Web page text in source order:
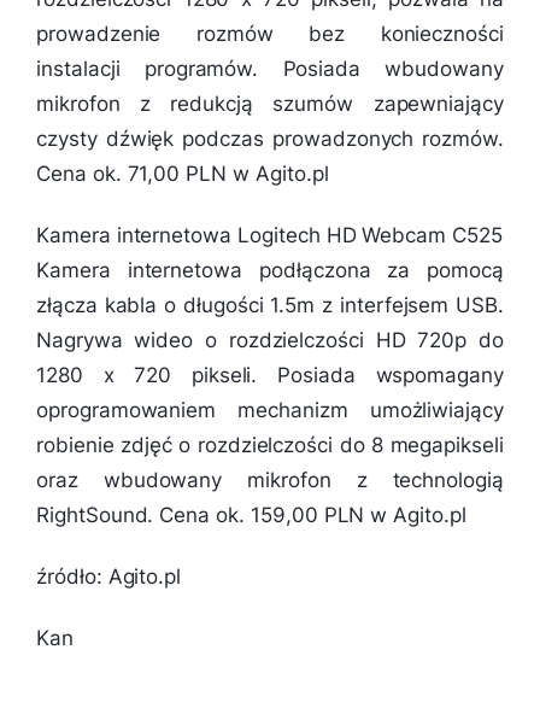
prowadzenie rozmów bez konieczności
instalacji programów. Posiada wbudowany
mikrofon z redukcją szumów zapewniający
czysty dźwięk podczas prowadzonych rozmów.
Cena ok. 71,00 PLN w Agito.pl
Kamera internetowa Logitech HD Webcam C525
Kamera internetowa podłączona za pomocą
złącza kabla o długości 1.5m z interfejsem USB.
Nagrywa wideo o rozdzielczości HD 720p do
1280 x 720 pikseli. Posiada wspomagany
oprogramowaniem mechanizm umożliwiający
robienie zdjęć o rozdzielczości do 8 megapikseli
oraz wbudowany mikrofon z technologią
RightSound. Cena ok. 159,00 PLN w Agito.pl
źródło: Agito.pl
Kan